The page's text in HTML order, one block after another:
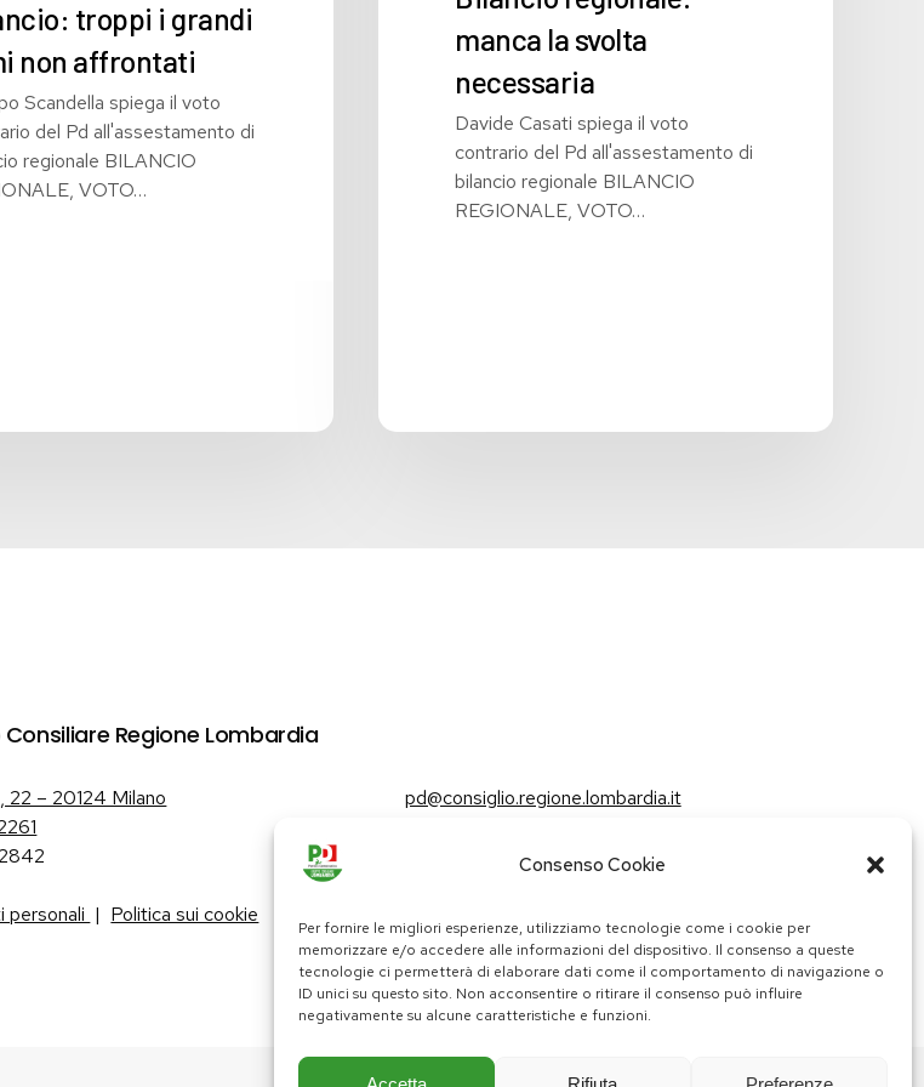
Consenso Cookie
Per fornire le migliori esperienze, utilizziamo tecnologie come i cookie per
memorizzare e/o accedere alle informazioni del dispositivo. Il consenso a queste
tecnologie ci permetterà di elaborare dati come il comportamento di navigazione o
ID unici su questo sito. Non acconsentire o ritirare il consenso può influire
negativamente su alcune caratteristiche e funzioni.
troppi i grandi
non affrontati
Scandella spiega il voto
del Pd all'assestamento di
regionale BILANCIO
VOTO…
manca la svolta
necessaria
Davide Casati spiega il voto
contrario del Pd all'assestamento di
bilancio regionale BILANCIO
REGIONALE, VOTO…
Consiliare Regione Lombardia
22 – 20124 Milano
personali | Politica sui cookie
pd@consiglio.regione.lombardia.it
Pagina Messenger Gruppo Consiliare PD LombardiaPagina Instagram Gruppo PD LombardiaPagina Youtube Gruppo PD Lombardia